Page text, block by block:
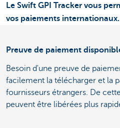
Le Swift GPI Tracker vous
vos paiements internationaux.
Preuve de paiement
Besoin d'une preuve de
facilement la télécharger et la
fournisseurs étrangers. De
peuvent être libérées plus